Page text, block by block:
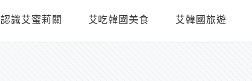
認識艾蜜莉關 艾吃韓國美食 艾韓國旅遊